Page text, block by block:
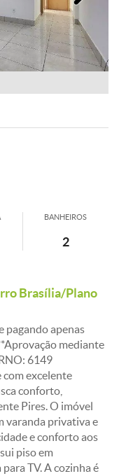
BANHEIROS
2
Brasília/Plano
pagando apenas
mediante
6149
excelente
conforto,
Pires. O imóvel
varanda privativa e
e conforto aos
piso em
TV. A cozinha é